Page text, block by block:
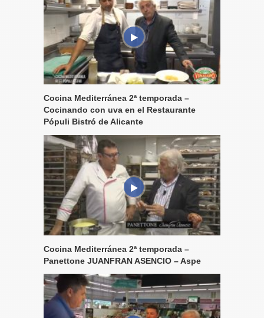
Cocina Mediterránea 2ª temporada –
Cocinando con uva en el Restaurante
Pópuli Bistró de Alicante
Cocina Mediterránea 2ª temporada –
Panettone JUANFRAN ASENCIO – Aspe